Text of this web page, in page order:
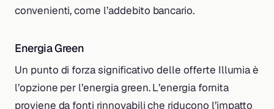
convenienti, come l’addebito bancario.
Energia Green
Un punto di forza significativo delle offerte Illumia è
l’opzione per l’energia green. L’energia fornita
proviene da fonti rinnovabili che riducono l’impatto